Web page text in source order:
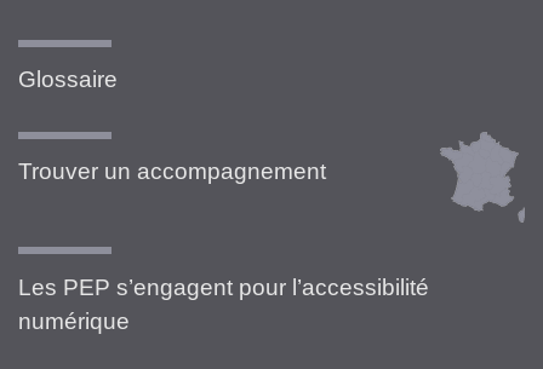
Glossaire
Trouver un accompagnement
Les PEP s’engagent pour l’accessibilité
numérique